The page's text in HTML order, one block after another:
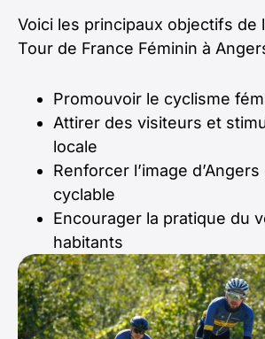
Voici les principaux objectifs de
Tour de France Féminin à
Promouvoir le cyclisme
Attirer des visiteurs et
locale
Renforcer l’image
cyclable
Encourager la pratique du
habitants